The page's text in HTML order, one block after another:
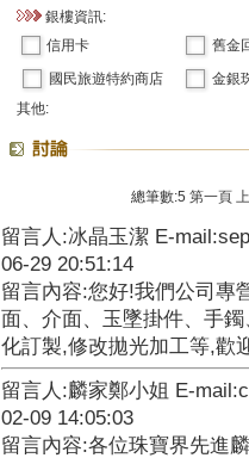
銀樓資訊:
信用卡
舊金
國民旅遊特約商店
金銀
其他:
總筆數:5 第一頁
留言人:冰晶玉潔 E-
06-29 20:51:14
留言內容:您好!我們公司專
面、介面、玉墜掛件、手
化訂製,修改拋光加工等,歡
留言人:麟家鄭小姐 E-
02-09 14:05:03
留言內容:各位珠寶界先進